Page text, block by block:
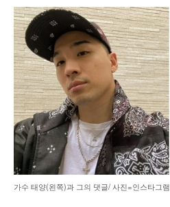
가수 태양(왼쪽)과 그의 댓글/ 사진=인스타그램